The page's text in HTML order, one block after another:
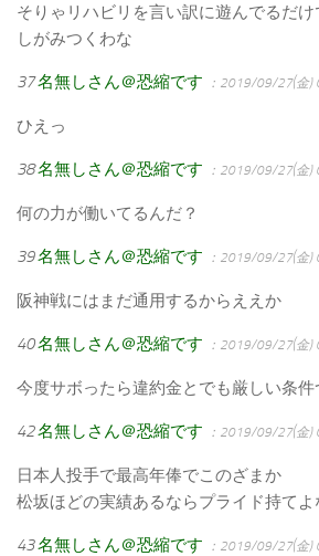
そりゃリハビリを言い訳に遊んでるだ
しがみつくわな
37名無しさん＠恐縮です ：2019/09/27(金)
ひえっ
38名無しさん＠恐縮です ：2019/09/27(金)
何の力が働いてるんだ？
39名無しさん＠恐縮です ：2019/09/27(金)
阪神戦にはまだ通用するからええか
40名無しさん＠恐縮です ：2019/09/27(金)
今度サボったら違約金とでも厳しい条
42名無しさん＠恐縮です ：2019/09/27(金)
日本人投手で最高年俸でこのざまか
松坂ほどの実績あるならプライド持てよ
43名無しさん＠恐縮です ：2019/09/27(金)